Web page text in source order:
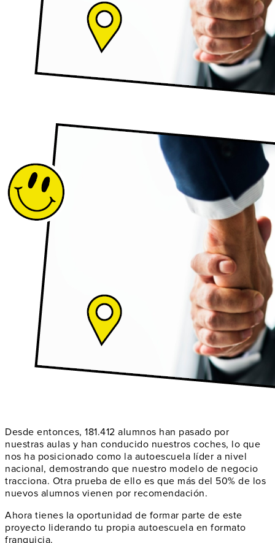
Desde entonces, 181.412 alumnos han pasado por
nuestras aulas y han conducido nuestros coches, lo que
nos ha posicionado como la autoescuela líder a nivel
nacional, demostrando que nuestro modelo de negocio
tracciona. Otra prueba de ello es que más del 50% de los
nuevos alumnos vienen por recomendación.
Ahora tienes la oportunidad de formar parte de este
proyecto liderando tu propia autoescuela en formato
franquicia.